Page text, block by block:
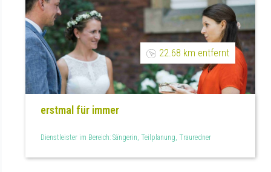
22.68 km entfernt
erstmal für immer
Dienstleister im Bereich: Sängerin, Teilplanung, Trauredner